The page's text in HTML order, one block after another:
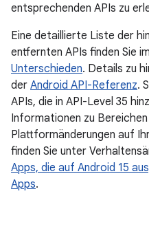
entsprechenden APIs zu
Eine detaillierte Liste der
entfernten APIs finden Sie im
Unterschieden. Details zu
der Android API-Referenz.
APIs, die in API-Level 35
Informationen zu Bereichen
Plattformänderungen auf
finden Sie unter
Apps, die auf Android 15
Apps.